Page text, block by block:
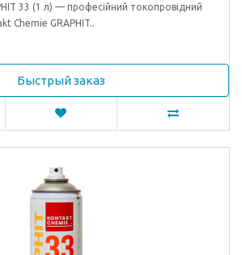
33 (1 л) — професійний токопровідний
Chemie GRAPHIT..
Быстрый заказ